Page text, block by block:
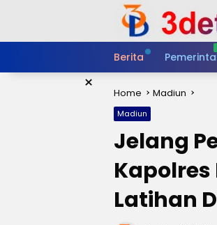
Berita
× Home Madiun
Madiun
Jelang
Latihan